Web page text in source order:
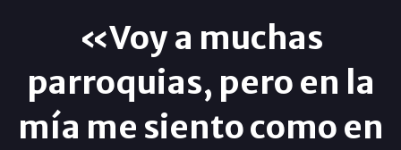
«Voy a muchas
parroquias, pero en la
mía me siento como en